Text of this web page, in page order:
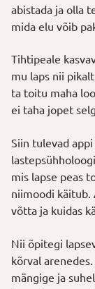
abistada ja olla
mida elu võib
Tihtipeale
mu laps nii
ta toitu maha
ei taha jopet
Siin tulevad
mis lapse peas
niimoodi käitub.
võtta ja kuidas
Nii õpitegi
kõrval
mängige ja